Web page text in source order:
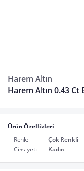
Harem Altın
Harem Altın 0.43 Ct
Ürün Özellikleri
Renk:
Çok Renkli
Cinsiyet:
Kadın